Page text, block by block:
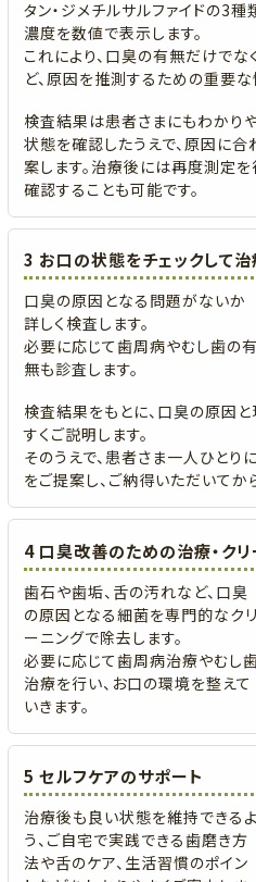
タン・ジメチルサルファイドの3
濃度を数値で表示します。
これにより、口臭の有無だけでな
ど、原因を推測するための重要な
検査結果は患者さまにもわかり
状態を確認したうえで、原因に
案します。治療後には再度測定
確認することも可能です。
3 お口の状態をチェックして
口臭の原因となる問題がないか
詳しく検査します。
必要に応じて歯周病やむし歯の有
無も診査します。
検査結果をもとに、口臭の原因
すくご説明します。
そのうえで、患者さま一人ひと
をご提案し、ご納得いただいてか
4 口臭改善のための治療・ク
歯石や歯垢、舌の汚れなど、口臭
の原因となる細菌を専門的なクリ
ーニングで除去します。
必要に応じて歯周病治療やむし
治療を行い、お口の環境を整えて
いきます。
5 セルフケアのサポート
治療後も良い状態を維持できるよ
う、ご自宅で実践できる歯磨き方
法や舌のケア、生活習慣のポイン